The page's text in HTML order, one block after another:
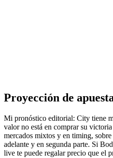
Proyección de
Mi pronóstico editorial: City tiene
valor no está en comprar su
mercados mixtos y en timing,
adelante y en segunda parte. Si
live te puede regalar precio que el